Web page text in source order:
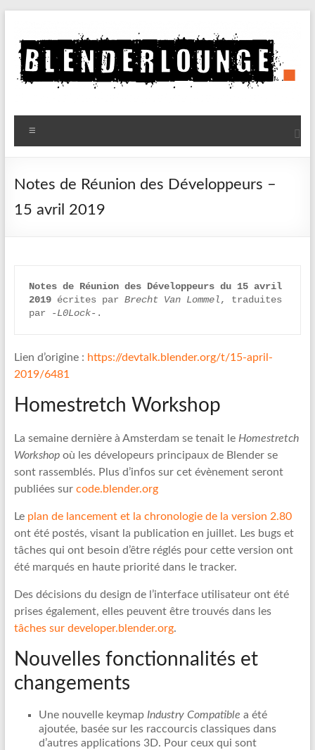
contenu
Blenderlounge
Le
de
sur
Notes de Réunion des Développeurs –
15 avril 2019
Notes de Réunion des Développeurs du 15 avril
2019 écrites par Brecht Van Lommel, traduites
par
-L0Lock- .
Lien d’origine : https://devtalk.blender.org/t/15-april-
2019/6481
Homestretch Workshop
La semaine dernière à Amsterdam se tenait le Homestretch
Workshopoù les dévelopeurs principaux de Blender se
sont rassemblés. Plus d’infos sur cet évènement seront
publiées sur code.blender.org
Le plan de lancement et la chronologie de la version 2.80
ont été postés, visant la publication en juillet. Les bugs et
tâches qui ont besoin d’être réglés pour cette version ont
été marqués en haute priorité dans le tracker.
Des décisions du design de l’interface utilisateur ont été
prises également, elles peuvent être trouvés dans les
tâches sur developer.blender.org.
Nouvelles fonctionnalités et
changements
Une nouvelle keymap Industry Compatible a été
ajoutée, basée sur les raccourcis classiques dans
d’autres applications 3D. Pour ceux qui sont